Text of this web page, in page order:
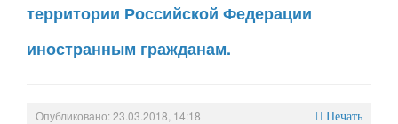
территории Российской Федерации
иностранным гражданам.
Опубликовано: 23.03.2018, 14:18 Печать